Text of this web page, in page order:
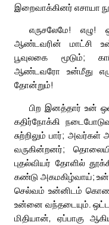
இறைவாக்கினர் எசாயா
எருசலேமே! எழு!
ஆண்டவரின் மாட்சி
பூவுலகை மூடும்;
ஆண்டவரோ உன்மீது
தோன்றும்!
பிற இனத்தார் உன்
கதிர்நோக்கி
சுற்றிலும் பார்;
வருகின்றனர்;
புதல்வியர் தோளில்
கண்டு அகமகிழ்வாய்; உன்
செல்வம் உன்னிடம்
உன்னை வந்தடையும்.
மிதியான், ஏப்பாகு